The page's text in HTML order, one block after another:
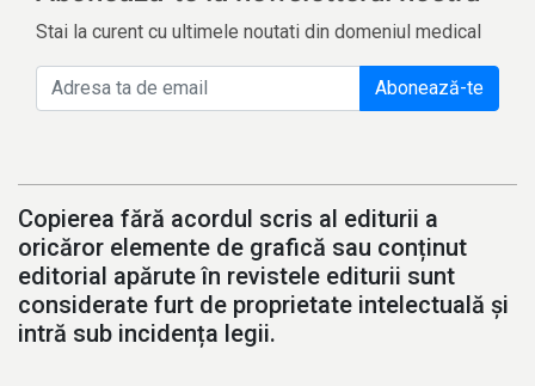
Stai la curent cu ultimele noutati din domeniul medical
Abonează-te
Copierea fără acordul scris al editurii a
oricăror elemente de grafică sau conținut
editorial apărute în revistele editurii sunt
considerate furt de proprietate intelectuală și
intră sub incidența legii.